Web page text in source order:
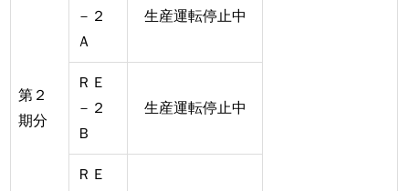
第２
期分
－２
Ａ
生産運転停止中
ＲＥ
－２
Ｂ
生産運転停止中
ＲＥ